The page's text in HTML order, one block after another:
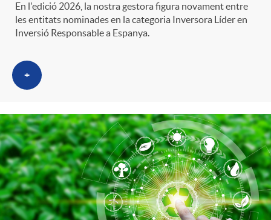
En l'edició 2026, la nostra gestora figura novament entre
les entitats nominades en la categoria Inversora Líder en
Inversió Responsable a Espanya.
+